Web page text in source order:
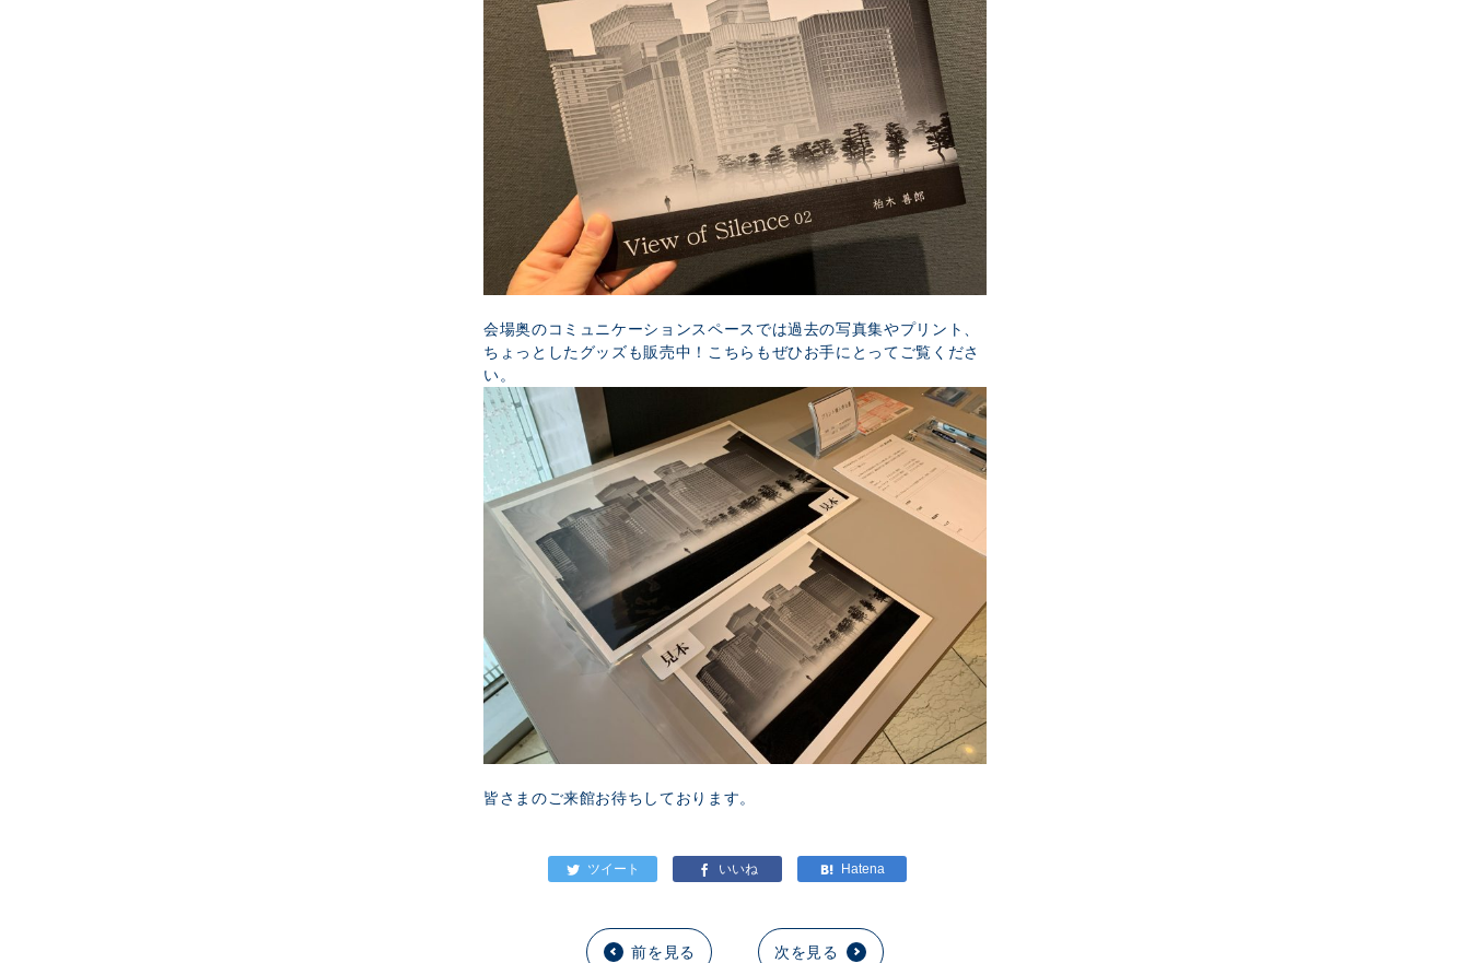
会場奥のコミュニケーションスペースでは過去の写真集やプリント、
ちょっとしたグッズも販売中！こちらもぜひお手にとってご覧くださ
い。
皆さまのご来館お待ちしております。
前を見る 次を見る